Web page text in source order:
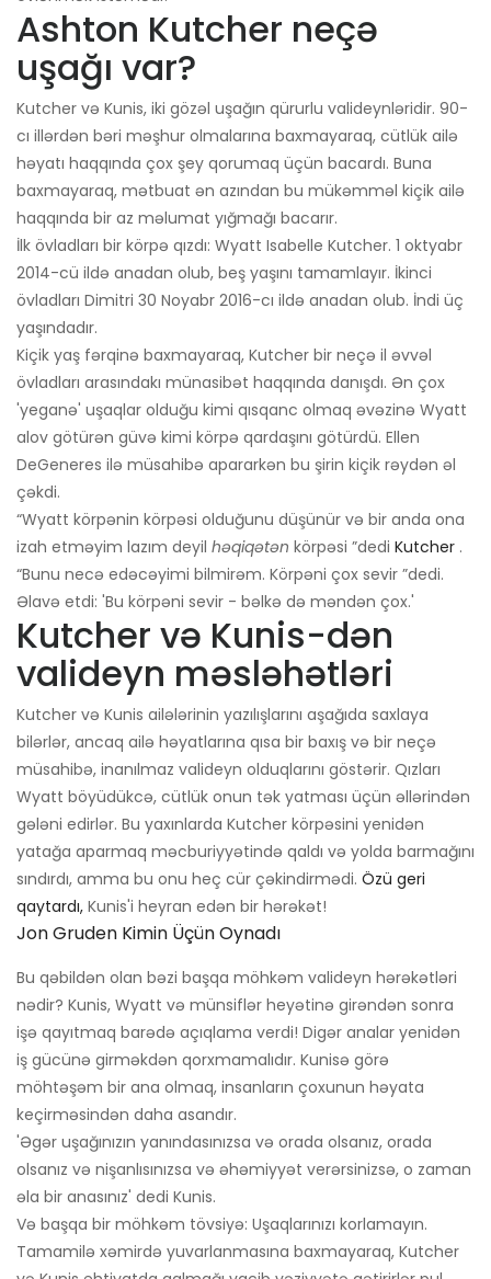
Ashton Kutcher neçə
uşağı var?
Kutcher və Kunis, iki gözəl uşağın qürurlu valideynləridir. 90-
cı illərdən bəri məşhur olmalarına baxmayaraq, cütlük ailə
həyatı haqqında çox şey qorumaq üçün bacardı. Buna
baxmayaraq, mətbuat ən azından bu mükəmməl kiçik ailə
haqqında bir az məlumat yığmağı bacarır.
İlk övladları bir körpə qızdı: Wyatt Isabelle Kutcher. 1 oktyabr
2014-cü ildə anadan olub, beş yaşını tamamlayır. İkinci
övladları Dimitri 30 Noyabr 2016-cı ildə anadan olub. İndi üç
yaşındadır.
Kiçik yaş fərqinə baxmayaraq, Kutcher bir neçə il əvvəl
övladları arasındakı münasibət haqqında danışdı. Ən çox
'yeganə' uşaqlar olduğu kimi qısqanc olmaq əvəzinə Wyatt
alov götürən güvə kimi körpə qardaşını götürdü. Ellen
DeGeneres ilə müsahibə apararkən bu şirin kiçik rəydən əl
çəkdi.
“Wyatt körpənin körpəsi olduğunu düşünür və bir anda ona
izah etməyim lazım deyil həqiqətən körpəsi ”dedi Kutcher .
“Bunu necə edəcəyimi bilmirəm. Körpəni çox sevir ”dedi.
Əlavə etdi: 'Bu körpəni sevir - bəlkə də məndən çox.'
Kutcher və Kunis-dən
valideyn məsləhətləri
Kutcher və Kunis ailələrinin yazılışlarını aşağıda saxlaya
bilərlər, ancaq ailə həyatlarına qısa bir baxış və bir neçə
müsahibə, inanılmaz valideyn olduqlarını göstərir. Qızları
Wyatt böyüdükcə, cütlük onun tək yatması üçün əllərindən
gələni edirlər. Bu yaxınlarda Kutcher körpəsini yenidən
yatağa aparmaq məcburiyyətində qaldı və yolda barmağını
sındırdı, amma bu onu heç cür çəkindirmədi. Özü geri
qaytardı, Kunis'i heyran edən bir hərəkət!
Jon Gruden Kimin Üçün Oynadı
Bu qəbildən olan bəzi başqa möhkəm valideyn hərəkətləri
nədir? Kunis, Wyatt və münsiflər heyətinə girəndən sonra
işə qayıtmaq barədə açıqlama verdi! Digər analar yenidən
iş gücünə girməkdən qorxmamalıdır. Kunisə görə
möhtəşəm bir ana olmaq, insanların çoxunun həyata
keçirməsindən daha asandır.
'Əgər uşağınızın yanındasınızsa və orada olsanız, orada
olsanız və nişanlısınızsa və əhəmiyyət verərsinizsə, o zaman
əla bir anasınız' dedi Kunis.
Və başqa bir möhkəm tövsiyə: Uşaqlarınızı korlamayın.
Tamamilə xəmirdə yuvarlanmasına baxmayaraq, Kutcher